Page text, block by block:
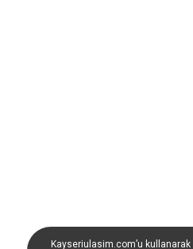
Kayseriulasim.com’u kullanarak